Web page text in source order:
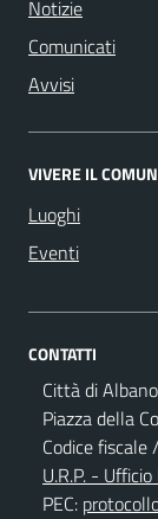
Notizie
Comunicati
Avvisi
VIVERE IL
Luoghi
Eventi
CONTATTI
Città di
Piazza della
Codice
U.R.P. -
PEC: